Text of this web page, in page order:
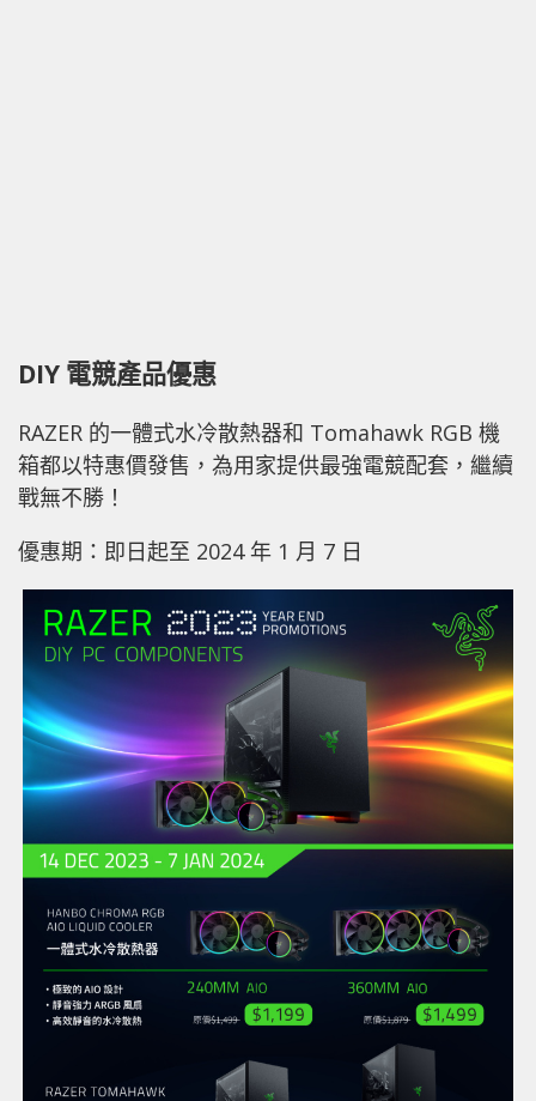
DIY 電競產品優惠
RAZER 的一體式水冷散熱器和 Tomahawk RGB 機
箱都以特惠價發售，為用家提供最強電競配套，繼續
戰無不勝！
優惠期：即日起至 2024 年 1 月 7 日